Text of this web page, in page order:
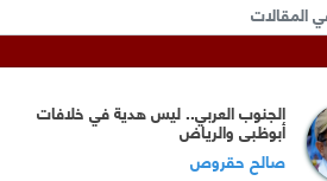
الجنوب العربي.. ليس هدية في خلافات
أبوظبي والرياض
صالح حقروص